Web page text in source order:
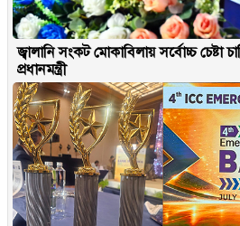
জ্বালানি সংকট মোকাবিলায় সর্বোচ্চ চেষ্টা
প্রধানমন্ত্রী